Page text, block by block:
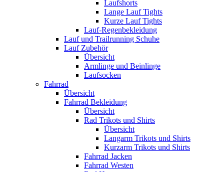
Laufshorts
Lange Lauf Tights
Kurze Lauf Tights
Lauf-Regenbekleidung
Lauf und Trailrunning Schuhe
Lauf Zubehör
Übersicht
Armlinge und Beinlinge
Laufsocken
Fahrrad
Übersicht
Fahrrad Bekleidung
Übersicht
Rad Trikots und Shirts
Übersicht
Langarm Trikots und Shirts
Kurzarm Trikots und Shirts
Fahrrad Jacken
Fahrrad Westen